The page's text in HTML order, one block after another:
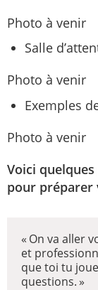
Photo à venir
Salle
Photo à venir
Exemples
Photo à venir
Voici
pour préparer
« On va aller
et
que toi tu
questions. »